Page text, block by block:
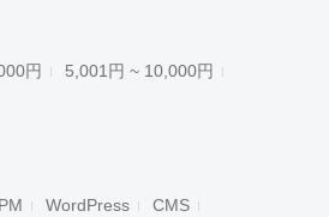
円 5,001円 ~ 10,000円
PM WordPress CMS